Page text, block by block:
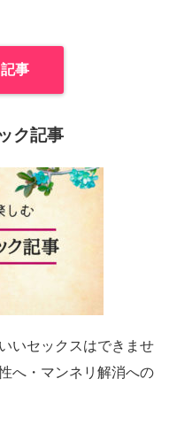
事
ク記事
いセックスはできませ
へ・マンネリ解消への